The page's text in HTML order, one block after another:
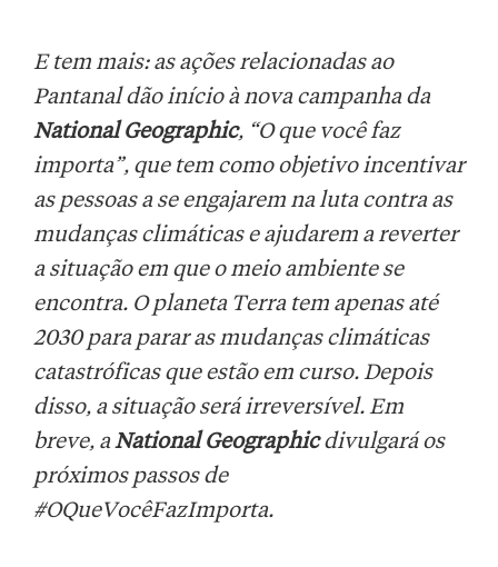
E tem mais: as ações relacionadas ao
Pantanal dão início à nova campanha da
National Geographic, “O que você faz
importa”, que tem como objetivo incentivar
as pessoas a se engajarem na luta contra as
mudanças climáticas e ajudarem a reverter
a situação em que o meio ambiente se
encontra. O planeta Terra tem apenas até
2030 para parar as mudanças climáticas
catastróficas que estão em curso. Depois
disso, a situação será irreversível. Em
breve, aNational Geographicdivulgará os
próximos passos de
#OQueVocêFazImporta.